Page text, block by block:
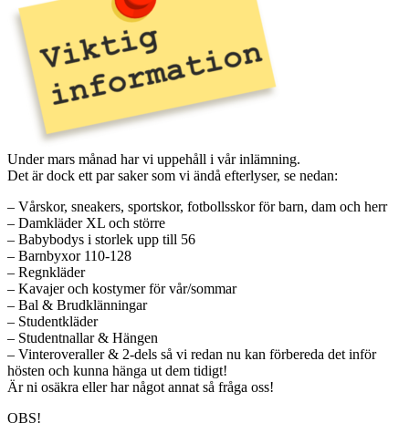
Under mars månad har vi uppehåll i vår inlämning.
Det är dock ett par saker som vi ändå efterlyser, se nedan:
– Vårskor, sneakers, sportskor, fotbollsskor för barn, dam och herr
– Damkläder XL och större
– Babybodys i storlek upp till 56
– Barnbyxor 110-128
– Regnkläder
– Kavajer och kostymer för vår/sommar
– Bal & Brudklänningar
– Studentkläder
– Studentnallar & Hängen
– Vinteroveraller & 2-dels så vi redan nu kan förbereda det inför
hösten och kunna hänga ut dem tidigt!
Är ni osäkra eller har något annat så fråga oss!
OBS!